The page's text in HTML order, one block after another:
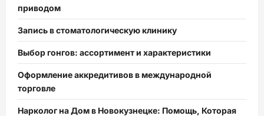
приводом
Запись в стоматологическую клинику
Выбор гонгов: ассортимент и характеристики
Оформление аккредитивов в международной
торговле
Нарколог на Дом в Новокузнецке: Помощь, Которая